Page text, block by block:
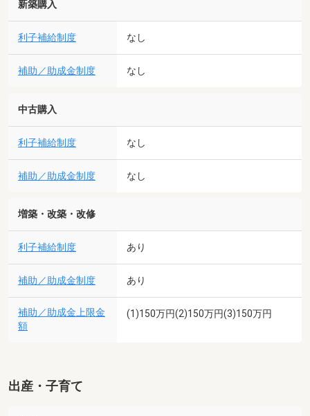
新築購入
利子補給制度 なし
補助／助成金制度 なし
中古購入
利子補給制度 なし
補助／助成金制度 なし
増築・改築・改修
利子補給制度 あり
補助／助成金制度 あり
補助／助成金上限金
額
(1)150万円(2)150万円(3)150万円
出産・子育て